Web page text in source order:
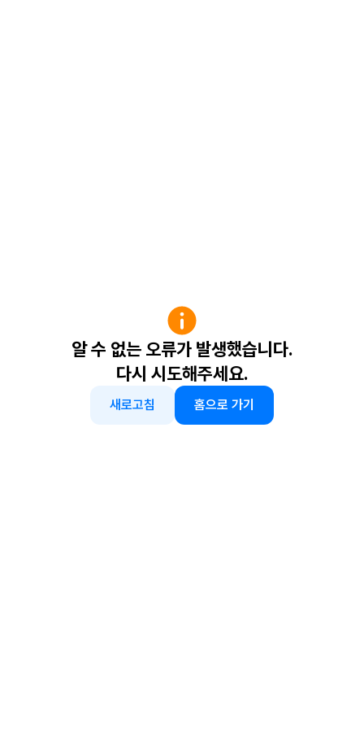
알 수 없는 오류가 발생했습니다.
다시 시도해주세요.
새로고침 홈으로 가기